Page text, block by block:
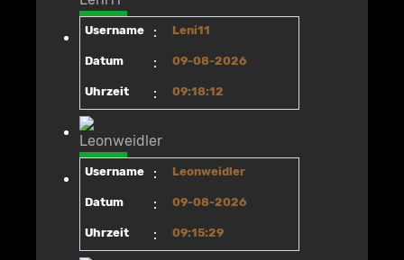
Username : Leni11
Datum : 09-08-2026
Uhrzeit : 09:18:12
Username : Leonweidler
Datum : 09-08-2026
Uhrzeit : 09:15:29